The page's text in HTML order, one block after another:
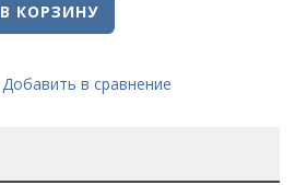
В КОРЗИНУ
Добавить в сравнение